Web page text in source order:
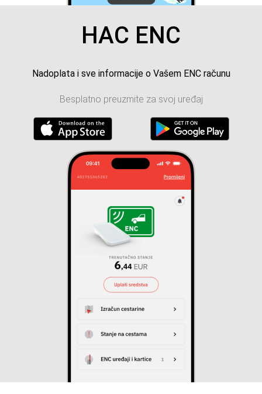
HAC ENC
Nadoplata i sve informacije o Vašem ENC računu
Besplatno preuzmite za svoj uređaj